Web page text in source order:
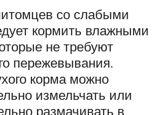
со слабыми
кормить влажными
не требуют
пережевывания.
корма можно
измельчать или
размачивать в